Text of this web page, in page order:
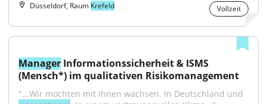
Düsseldorf, Raum Krefeld Vollzeit
Manager Informationssicherheit & ISMS
(Mensch*) im qualitativen Risikomanagement